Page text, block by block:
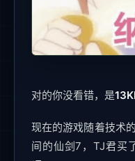
对的你没看错，是
现在的游戏随着技术
间的仙剑7，TJ君买